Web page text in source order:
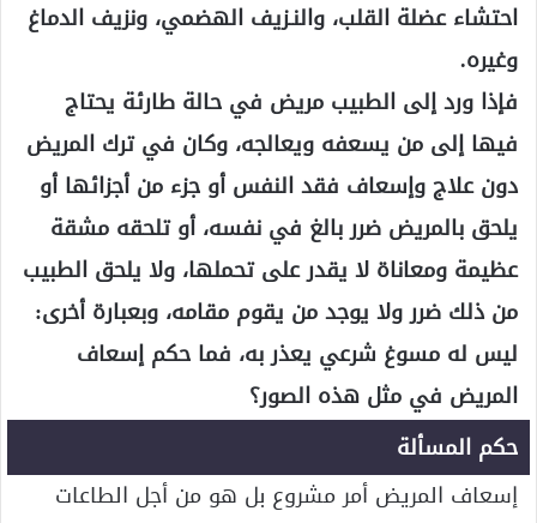
احتشاء عضلة القلب، والنـزيف الهضمي، ونزيف الدماغ
وغيره.
فإذا ورد إلى الطبيب مريض في حالة طارئة يحتاج
فيها إلى من يسعفه ويعالجه، وكان في ترك المريض
دون علاج وإسعاف فقد النفس أو جزء من أجزائها أو
يلحق بالمريض ضرر بالغ في نفسه، أو تلحقه مشقة
عظيمة ومعاناة لا يقدر على تحملها، ولا يلحق الطبيب
من ذلك ضرر ولا يوجد من يقوم مقامه، وبعبارة أخرى:
ليس له مسوغ شرعي يعذر به، فما حكم إسعاف
المريض في مثل هذه الصور؟
حكم المسألة
إسعاف المريض أمر مشروع بل هو من أجل الطاعات